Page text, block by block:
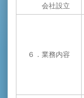
会社設立
６．業務内容